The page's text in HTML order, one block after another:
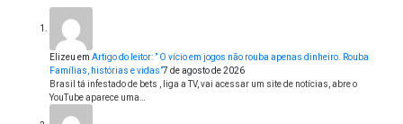
Elizeu em Artigo do leitor: ” O vício em jogos não rouba apenas dinheiro. Rouba
Famílias, histórias e vidas”7 de agosto de 2026
Brasil tá infestado de bets , liga a TV, vai acessar um site de notícias, abre o
YouTube aparece uma…